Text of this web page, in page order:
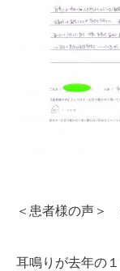
＜患者様の声＞
耳鳴りが去年の